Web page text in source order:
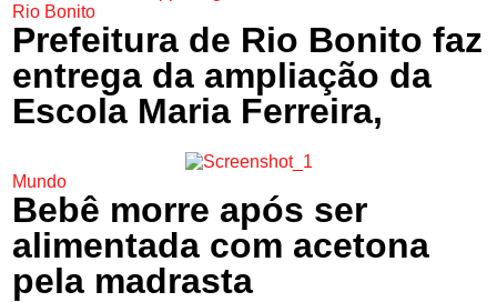
Rio Bonito
Prefeitura de Rio Bonito faz
entrega da ampliação da
Escola Maria Ferreira,
Mundo
Bebê morre após ser
alimentada com acetona
pela madrasta